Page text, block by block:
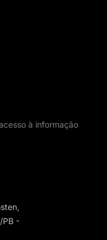
à informação
PB -